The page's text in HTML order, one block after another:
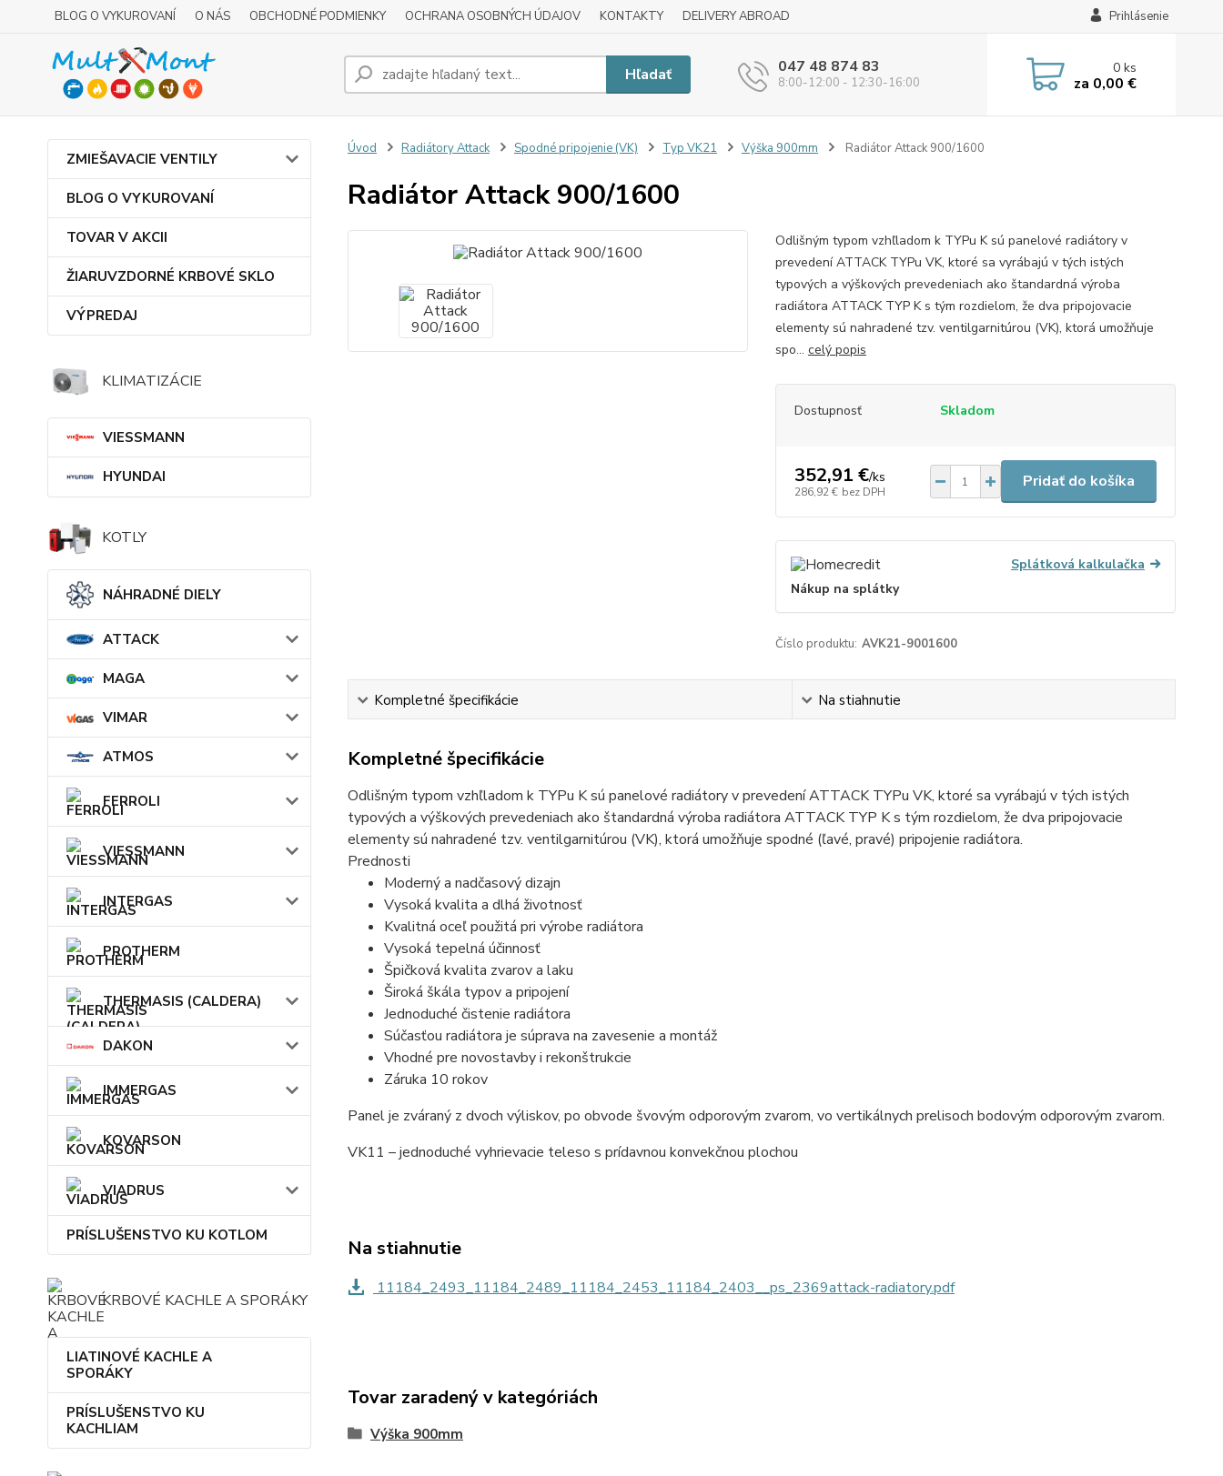
BLOG O VYKUROVANÍ O NÁS OBCHODNÉ PODMIENKY OCHRANA OSOBNÝCH ÚDAJOV KONTAKTY DELIVERY ABROAD Prihlásenie
Hľadať 047 48 874 83
8:00-12:00 - 12:30-16:00
0ks
za 0,00 €
ZMIEŠAVACIE VENTILY
BLOG O VYKUROVANÍ
TOVAR V AKCII
ŽIARUVZDORNÉ KRBOVÉ SKLO
VÝPREDAJ
KLIMATIZÁCIE
VIESSMANN
HYUNDAI
KOTLY
NÁHRADNÉ DIELY
ATTACK
MAGA
VIMAR
ATMOS
FERROLI
VIESSMANN
INTERGAS
PROTHERM
THERMASIS (CALDERA)
DAKON
IMMERGAS
KOVARSON
VIADRUS
PRÍSLUŠENSTVO KU KOTLOM
KRBOVÉ KACHLE A SPORÁKY
LIATINOVÉ KACHLE A
SPORÁKY
PRÍSLUŠENSTVO KU
KACHLIAM
Úvod Radiátory Attack Spodné pripojenie (VK) Typ VK21 Výška 900mm Radiátor Attack 900/1600
Radiátor Attack 900/1600
Odlišným typom vzhľladom k TYPu K sú panelové radiátory v
prevedení ATTACK TYPu VK, ktoré sa vyrábajú v tých istých
typových a výškových prevedeniach ako štandardná výroba
radiátora ATTACK TYP K s tým rozdielom, že dva pripojovacie
elementy sú nahradené tzv. ventilgarnitúrou (VK), ktorá umožňuje
spo... celý popis
Dostupnosť Skladom
352,91 €/ks
286,92 € bez DPH
Pridať do košíka
Splátková kalkulačka
Nákup na splátky
Číslo produktu: AVK21-9001600
Kompletné špecifikácie Na stiahnutie
Kompletné špecifikácie
Odlišným typom vzhľladom k TYPu K sú panelové radiátory v prevedení ATTACK TYPu VK, ktoré sa vyrábajú v tých istých
typových a výškových prevedeniach ako štandardná výroba radiátora ATTACK TYP K s tým rozdielom, že dva pripojovacie
elementy sú nahradené tzv. ventilgarnitúrou (VK), ktorá umožňuje spodné (ľavé, pravé) pripojenie radiátora.
Prednosti
Moderný a nadčasový dizajn
Vysoká kvalita a dlhá životnosť
Kvalitná oceľ použitá pri výrobe radiátora
Vysoká tepelná účinnosť
Špičková kvalita zvarov a laku
Široká škála typov a pripojení
Jednoduché čistenie radiátora
Súčasťou radiátora je súprava na zavesenie a montáž
Vhodné pre novostavby i rekonštrukcie
Záruka 10 rokov
Panel je zváraný z dvoch výliskov, po obvode švovým odporovým zvarom, vo vertikálnych prelisoch bodovým odporovým zvarom.
VK11 – jednoduché vyhrievacie teleso s prídavnou konvekčnou plochou
Na stiahnutie
11184_2493_11184_2489_11184_2453_11184_2403__ps_2369attack-radiatory.pdf
Tovar zaradený v kategóriách
Výška 900mm